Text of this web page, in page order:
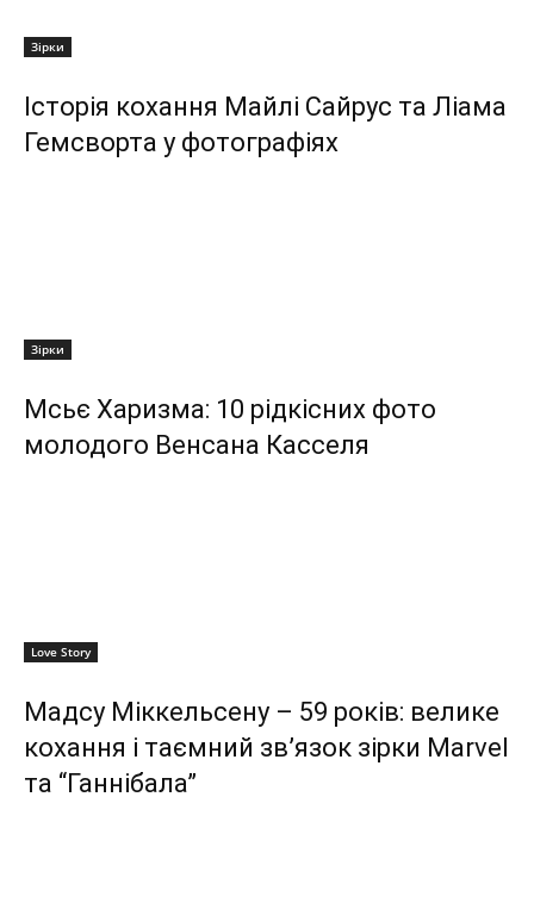
Зірки
Історія кохання Майлі Сайрус та Ліама
Гемсворта у фотографіях
Зірки
Мсьє Харизма: 10 рідкісних фото
молодого Венсана Касселя
Love Story
Мадсу Міккельсену – 59 років: велике
кохання і таємний зв’язок зірки Marvel
та “Ганнібала”